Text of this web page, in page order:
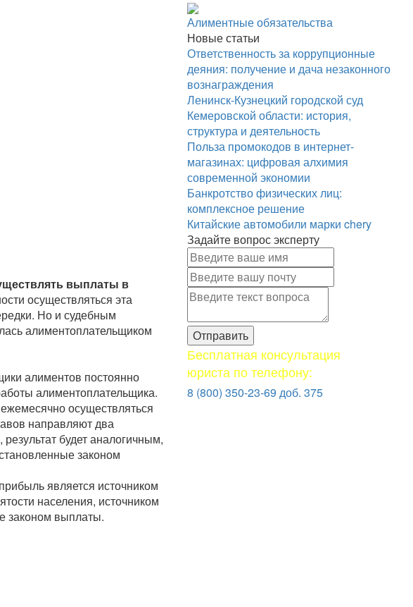
выплаты в
осуществляться эта
Но и судебным
алиментоплательщиком
алиментов постоянно
алиментоплательщика.
осуществляться
направляют два
будет аналогичным,
законом
является источником
населения, источником
законом выплаты.
Алиментные обязательства
Новые статьи
Ответственность за коррупционные
деяния: получение и дача незаконного
вознаграждения
Ленинск-Кузнецкий городской суд
Кемеровской области: история,
структура и деятельность
Польза промокодов в интернет-
магазинах: цифровая алхимия
современной экономии
Банкротство физических лиц:
комплексное решение
Китайские автомобили марки chery
Задайте вопрос эксперту
Бесплатная консультация
юриста по телефону:
8 (800) 350-23-69 доб. 375